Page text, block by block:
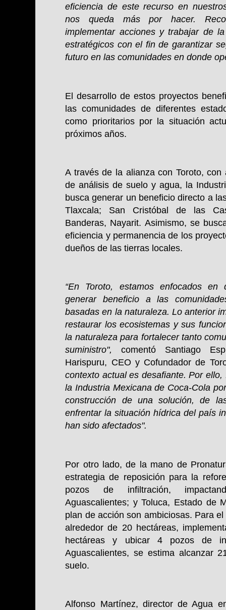
eficiencia de este recurso en
nos queda más por hacer.
implementar acciones y trabajar de
estratégicos con el fin de garantizar
futuro en las comunidades en donde
El desarrollo de estos proyectos
las comunidades de diferentes
como prioritarios por la situación
próximos años.
A través de la alianza con Toroto,con
de análisis de suelo y agua, la
busca generar un beneficio directo a
Tlaxcala; San Cristóbal de las
Banderas, Nayarit. Asimismo, se
eficiencia y permanencia de los
dueños de las tierras locales.
“En Toroto, estamos enfocados
generar beneficio a las
basadas en la naturaleza. Lo anterior
restaurar los ecosistemas y sus
la naturaleza para fortalecer tanto
suministro", comentó Santiago
Harispuru, CEO y Cofundador de
contexto actual es desafiante. Por
la Industria Mexicana de Coca-Cola
construcción de una solución, de
enfrentar la situación hídrica del país
han sido afectados".
Por otro lado, de la mano de
estrategia de reposición para la
pozos de infiltración,
Aguascalientes; y Toluca, Estado de
plan de acción son ambiciosas. Para
alrededor de 20 hectáreas,
hectáreas y ubicar 4 pozos de
Aguascalientes, se estima alcanzar
suelo.
Alfonso Martínez, director de Agua